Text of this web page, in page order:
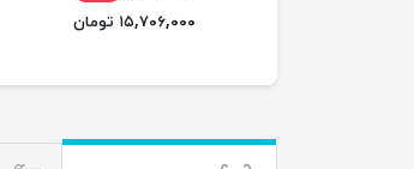
۱۵,۷۰۶,۰۰۰ تومان